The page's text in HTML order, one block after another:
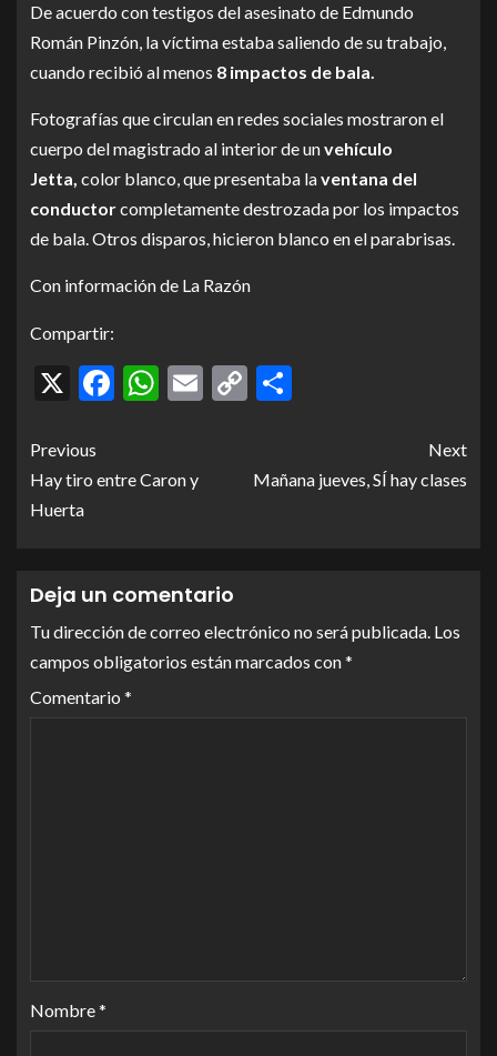
De acuerdo con testigos del asesinato de Edmundo
Román Pinzón, la víctima estaba saliendo de su trabajo,
cuando recibió al menos 8 impactos de bala.
Fotografías que circulan en redes sociales mostraron el
cuerpo del magistrado al interior de unvehículo
Jetta, color blanco, que presentaba laventana del
conductorcompletamente destrozada por los impactos
de bala. Otros disparos, hicieron blanco en el parabrisas.
Con información de La Razón
Compartir:
X Facebook
WhatsApp
Email
Copy
Previous
Hay tiro entre Caron y
Huerta
Next
Mañana jueves, SÍ hay clases
Deja un comentario
Tu dirección de correo electrónico no será publicada. Los
campos obligatorios están marcados con*
Comentario *
Nombre*